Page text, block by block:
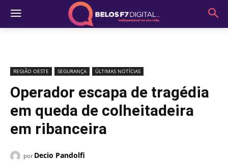
REGIÃO OESTE SEGURANÇA ÚLTIMAS NOTÍCIAS
Operador escapa de tragédia
em queda de colheitadeira
em ribanceira
por Decio Pandolfi